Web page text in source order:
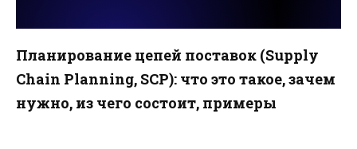
Планирование цепей поставок (Supply
Chain Planning, SCP): что это такое, зачем
нужно, из чего состоит, примеры